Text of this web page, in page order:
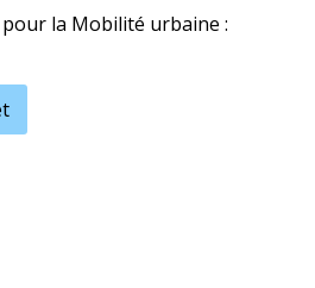
la Mobilité urbaine :